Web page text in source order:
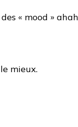
« mood »
mieux.